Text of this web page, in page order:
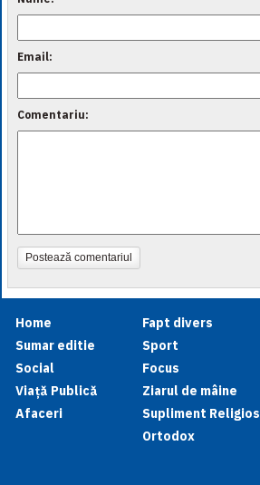
Email:
Comentariu:
Postează comentariul
Home
Sumar editie
Social
Viață Publică
Afaceri
Fapt divers
Sport
Focus
Ziarul de mâine
Supliment Religios
Ortodox